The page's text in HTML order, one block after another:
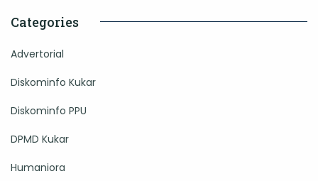
Categories
Advertorial
Diskominfo Kukar
Diskominfo PPU
DPMD Kukar
Humaniora